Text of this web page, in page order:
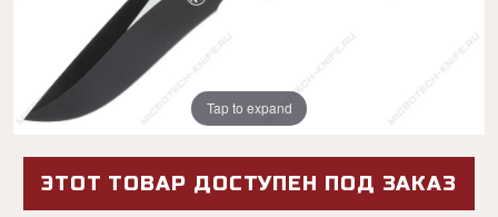
Tap to expand
ЭТОТ ТОВАР ДОСТУПЕН ПОД ЗАКАЗ